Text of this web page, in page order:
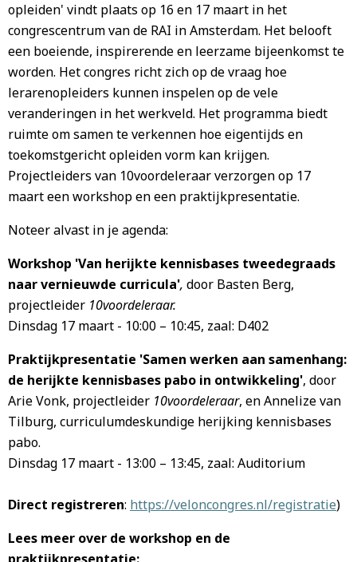
opleiden' vindt plaats op 16 en 17 maart in het
congrescentrum van de RAI in Amsterdam. Het belooft
een boeiende, inspirerende en leerzame bijeenkomst te
worden. Het congres richt zich op de vraag hoe
lerarenopleiders kunnen inspelen op de vele
veranderingen in het werkveld. Het programma biedt
ruimte om samen te verkennen hoe eigentijds en
toekomstgericht opleiden vorm kan krijgen.
Projectleiders van 10voordeleraar verzorgen op 17
maart een workshop en een praktijkpresentatie.
Noteer alvast in je agenda:
Workshop 'Van herijkte kennisbases tweedegraads
naar vernieuwde curricula', door Basten Berg,
projectleider 10voordeleraar.
Dinsdag 17 maart - 10:00 – 10:45, zaal: D402
Praktijkpresentatie 'Samen werken aan samenhang:
de herijkte kennisbases pabo in ontwikkeling', door
Arie Vonk, projectleider 10voordeleraar, en Annelize van
Tilburg, curriculumdeskundige herijking kennisbases
pabo.
Dinsdag 17 maart - 13:00 – 13:45, zaal: Auditorium
Direct registreren: https://veloncongres.nl/registratie)
Lees meer over de workshop en de